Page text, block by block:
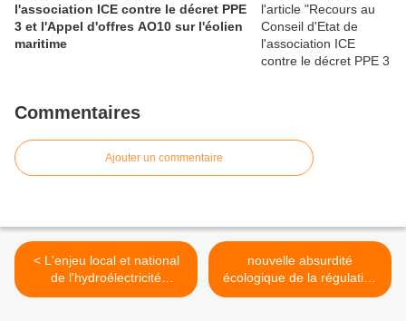
l'association ICE contre le décret PPE
3 et l'Appel d'offres AO10 sur l'éolien
maritime
Commentaires
Ajouter un commentaire
< L'enjeu local et national
de l'hydroélectricité
française, contribution
nouvelle absurdité
écologique de la régulation
des marchés de l'électricité